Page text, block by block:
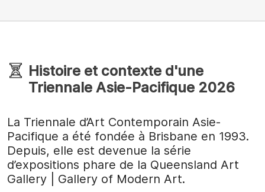
Histoire et contexte d'une
Triennale Asie-Pacifique 2026
La Triennale d’Art Contemporain Asie-
Pacifique a été fondée à Brisbane en 1993.
Depuis, elle est devenue la série
d’expositions phare de la Queensland Art
Gallery | Gallery of Modern Art.